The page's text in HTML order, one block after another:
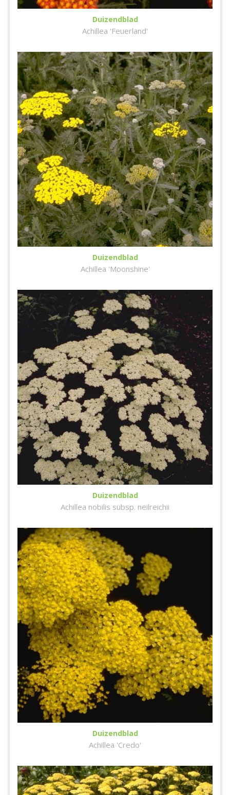
Duizendblad
Achillea 'Feuerland'
Duizendblad
Achillea 'Moonshine'
Duizendblad
Achillea nobilis subsp. neilreichii
Duizendblad
Achillea 'Credo'